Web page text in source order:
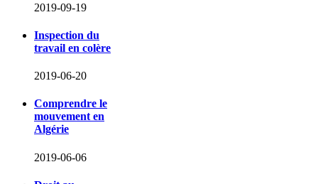
2019-09-19
Inspection du
travail en colère
2019-06-20
Comprendre le
mouvement en
Algérie
2019-06-06